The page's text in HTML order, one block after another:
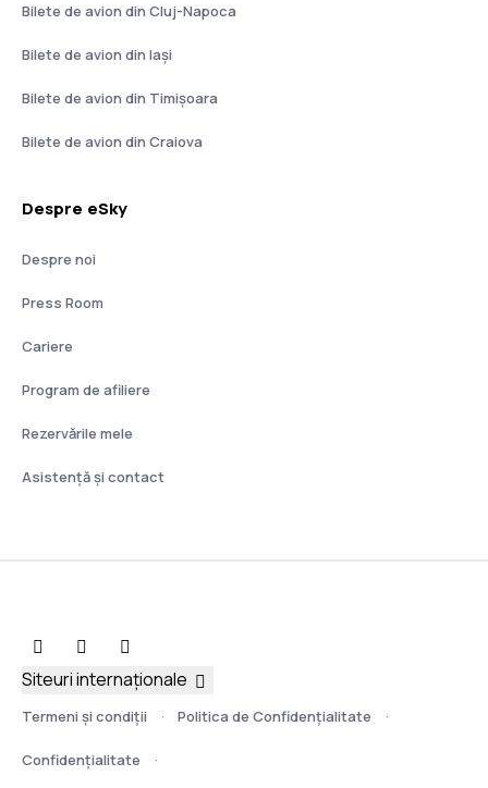
Bilete de avion din Cluj-Napoca
Bilete de avion din Iași
Bilete de avion din Timișoara
Bilete de avion din Craiova
Despre eSky
Despre noi
Press Room
Cariere
Program de afiliere
Rezervările mele
Asistenţă şi contact
Termeni şi condiţii Politica de Confidențialitate
Confidențialitate
Siteuri internaționale